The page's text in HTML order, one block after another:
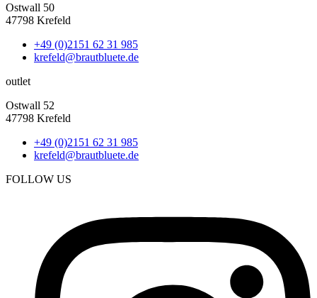
Ostwall 50
47798 Krefeld
+49 (0)2151 62 31 985
krefeld@brautbluete.de
outlet
Ostwall 52
47798 Krefeld
+49 (0)2151 62 31 985
krefeld@brautbluete.de
FOLLOW US